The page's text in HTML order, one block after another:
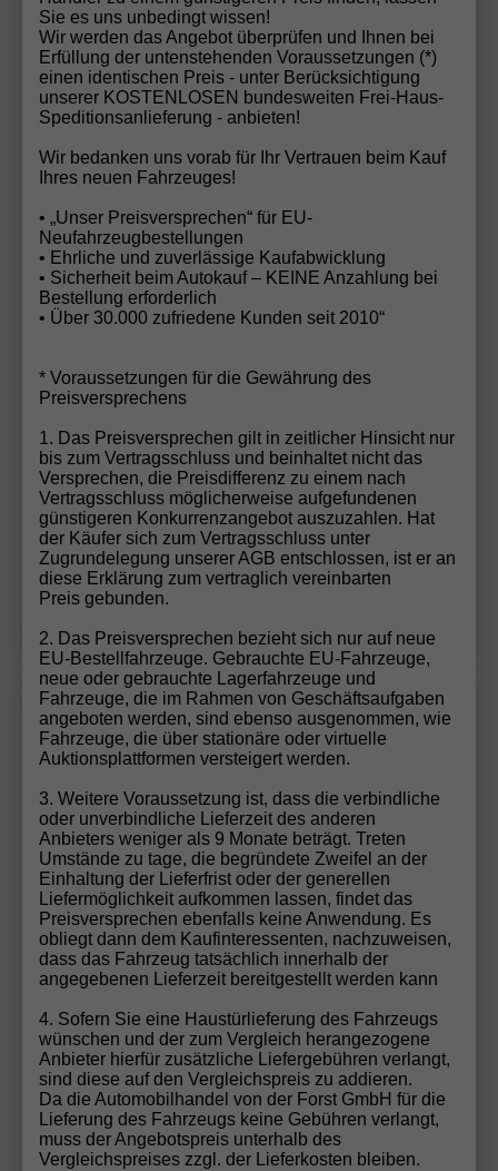
incl. 19% MwSt.
ab 250,– € mtl.
5-türig, 110 kW (150 PS), 1.498 cm³, Automatik,
Kraftstoffverbrauch kombiniert 5,6 l/100km (WLTP),
CO₂-Emission kombiniert 128.00 g/km (WLTP), CO₂-
Klasse D, Außenfarbe: Grenadillschwarz Metallic,
Zustand, Fahrfähigkeit: fahrtauglich, Garantieleistung:
Fahrzeuggarantie, Nichtraucher-Fahrzeug, Zustand,
Beschaffenheit: Scheckheftgepflegt, Zustand:
unfallfrei, Fahrzeugnr.: 74599
Volkswagen T-Roc Wir rufen Sie an!
PDF-Datei,
1.5 eTSI 110 kW Life 1.5 eTSI DSG Life, neues Modell,
LED, Kamera, Side, Winter, 17-Zoll
ab 253,– € mtl.
Sie es uns unbedingt wissen!
Wir werden das Angebot überprüfen und Ihnen bei
Erfüllung der untenstehenden Voraussetzungen (*)
einen identischen Preis - unter Berücksichtigung
unserer KOSTENLOSEN bundesweiten Frei-Haus-
Speditionsanlieferung - anbieten!
Wir bedanken uns vorab für Ihr Vertrauen beim Kauf
Ihres neuen Fahrzeuges!
• „Unser Preisversprechen“ für EU-
Neufahrzeugbestellungen
• Ehrliche und zuverlässige Kaufabwicklung
• Sicherheit beim Autokauf – KEINE Anzahlung bei
Bestellung erforderlich
• Über 30.000 zufriedene Kunden seit 2010“
* Voraussetzungen für die Gewährung des
Preisversprechens
1. Das Preisversprechen gilt in zeitlicher Hinsicht nur
bis zum Vertragsschluss und beinhaltet nicht das
Versprechen, die Preisdifferenz zu einem nach
Vertragsschluss möglicherweise aufgefundenen
günstigeren Konkurrenzangebot auszuzahlen. Hat
der Käufer sich zum Vertragsschluss unter
Zugrundelegung unserer AGB entschlossen, ist er an
diese Erklärung zum vertraglich vereinbarten
Preis gebunden.
2. Das Preisversprechen bezieht sich nur auf neue
EU-Bestellfahrzeuge. Gebrauchte EU-Fahrzeuge,
neue oder gebrauchte Lagerfahrzeuge und
Fahrzeuge, die im Rahmen von Geschäftsaufgaben
angeboten werden, sind ebenso ausgenommen, wie
Fahrzeuge, die über stationäre oder virtuelle
Auktionsplattformen versteigert werden.
3. Weitere Voraussetzung ist, dass die verbindliche
oder unverbindliche Lieferzeit des anderen
Anbieters weniger als 9 Monate beträgt. Treten
Umstände zu tage, die begründete Zweifel an der
Einhaltung der Lieferfrist oder der generellen
Liefermöglichkeit aufkommen lassen, findet das
Preisversprechen ebenfalls keine Anwendung. Es
obliegt dann dem Kaufinteressenten, nachzuweisen,
dass das Fahrzeug tatsächlich innerhalb der
angegebenen Lieferzeit bereitgestellt werden kann
4. Sofern Sie eine Haustürlieferung des Fahrzeugs
wünschen und der zum Vergleich herangezogene
Anbieter hierfür zusätzliche Liefergebühren verlangt,
sind diese auf den Vergleichspreis zu addieren.
Da die Automobilhandel von der Forst GmbH für die
Lieferung des Fahrzeugs keine Gebühren verlangt,
muss der Angebotspreis unterhalb des
Vergleichspreises zzgl. der Lieferkosten bleiben.